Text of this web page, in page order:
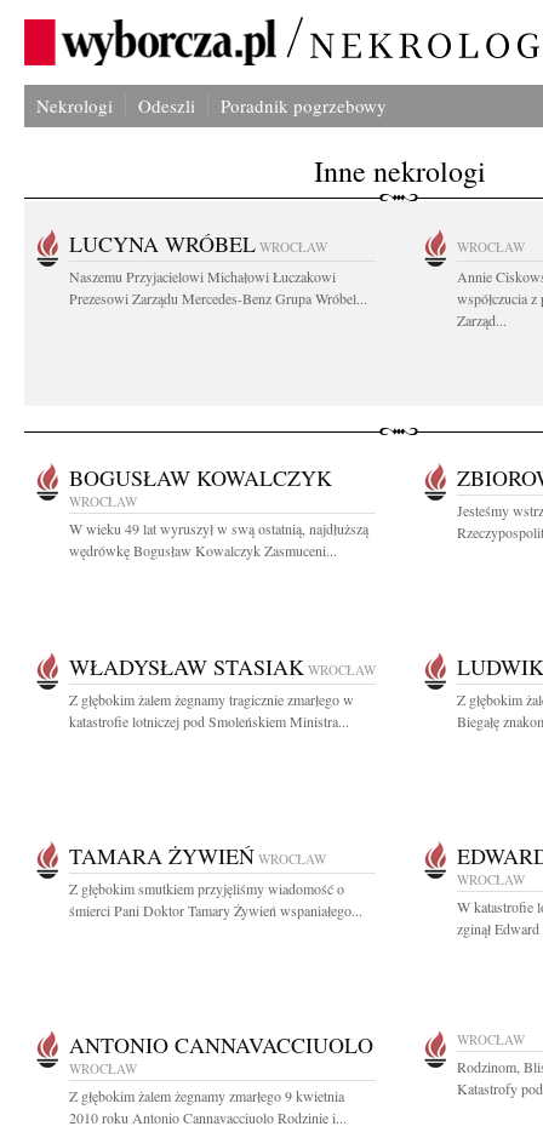
Nekrologi Odeszli Poradnik pogrzebowy
Inne nekrologi
LUCYNA WRÓBEL WROCŁAW
Naszemu Przyjacielowi Michałowi Łuczakowi
Prezesowi Zarządu Mercedes-Benz Grupa Wróbel...
WROCŁAW
Annie
współczucia
Zarząd...
BOGUSŁAW KOWALCZYK
WROCŁAW
W wieku 49 lat wyruszył w swą ostatnią, najdłuższą
wędrówkę Bogusław Kowalczyk Zasmuceni...
Jesteśmy
WŁADYSŁAW STASIAK WROCŁAW
Z głębokim żalem żegnamy tragicznie zmarłego w
katastrofie lotniczej pod Smoleńskiem Ministra...
Z głębokim
Biegałę
TAMARA ŻYWIEŃ WROCŁAW
Z głębokim smutkiem przyjęliśmy wiadomość o
śmierci Pani Doktor Tamary Żywień wspaniałego...
WROCŁAW
W katastrofie
zginął
ANTONIO CANNAVACCIUOLO
WROCŁAW
Z głębokim żalem żegnamy zmarłego 9 kwietnia
2010 roku Antonio Cannavacciuolo Rodzinie i...
WROCŁAW
Rodzinom,
Katastrofy